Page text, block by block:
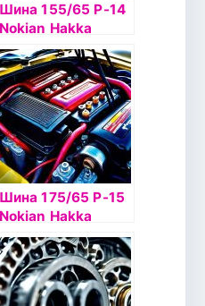
Шина 155/65 Р-14
Nokian Hakka
75T б/к
Шина 175/65 Р-15
Nokian Hakka
84Н б/к